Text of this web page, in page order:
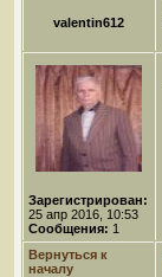
valentin612
Зарегистрирован:
25 апр 2016, 10:53
Сообщения: 1
Вернуться к
началу